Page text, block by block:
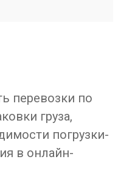
перевозки по
груза,
погрузки-
в онлайн-